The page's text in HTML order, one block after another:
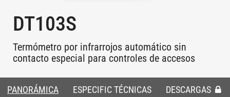
DT103S
Termómetro por infrarrojos automático sin
contacto especial para controles de accesos
PANORÁMICA ESPECIFIC TÉCNICAS DESCARGAS